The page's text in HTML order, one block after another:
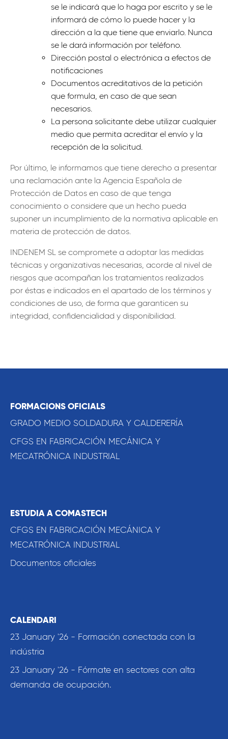
se le indicará que lo haga por escrito y se le
informará de cómo lo puede hacer y la
dirección a la que tiene que enviarlo. Nunca
se le dará información por teléfono.
Dirección postal o electrónica a efectos de
notificaciones
Documentos acreditativos de la petición
que formula, en caso de que sean
necesarios.
La persona solicitante debe utilizar cualquier
medio que permita acreditar el envío y la
recepción de la solicitud.
Por último, le informamos que tiene derecho a presentar
una reclamación ante la Agencia Española de
Protección de Datos en caso de que tenga
conocimiento o considere que un hecho pueda
suponer un incumplimiento de la normativa aplicable en
materia de protección de datos.
INDENEM SL se compromete a adoptar las medidas
técnicas y organizativas necesarias, acorde al nivel de
riesgos que acompañan los tratamientos realizados
por éstas e indicados en el apartado de los términos y
condiciones de uso, de forma que garanticen su
integridad, confidencialidad y disponibilidad.
FORMACIONS OFICIALS
GRADO MEDIO SOLDADURA Y CALDERERÍA
CFGS EN FABRICACIÓN MECÁNICA Y
MECATRÓNICA INDUSTRIAL
ESTUDIA A COMASTECH
CFGS EN FABRICACIÓN MECÁNICA Y
MECATRÓNICA INDUSTRIAL
Documentos oficiales
CALENDARI
23 January '26 - Formación conectada con la
indústria
23 January '26 - Fórmate en sectores con alta
demanda de ocupación.